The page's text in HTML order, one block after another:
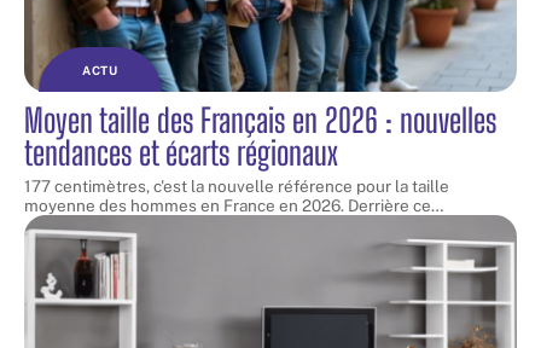
ACTU
Moyen taille des Français en 2026 : nouvelles
tendances et écarts régionaux
177 centimètres, c'est la nouvelle référence pour la taille
moyenne des hommes en France en 2026. Derrière ce…